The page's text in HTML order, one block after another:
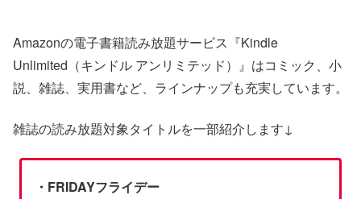
Amazonの電子書籍読み放題サービス『Kindle
Unlimited（キンドル アンリミテッド）』はコミック、小
説、雑誌、実用書など、ラインナップも充実しています。
雑誌の読み放題対象タイトルを一部紹介します↓
・FRIDAYフライデー